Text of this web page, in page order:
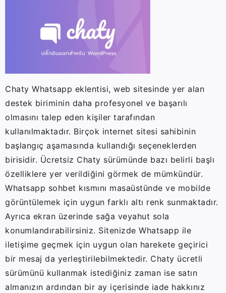
Chaty Whatsapp eklentisi, web sitesinde yer alan
destek biriminin daha profesyonel ve başarılı
olmasını talep eden kişiler tarafından
kullanılmaktadır. Birçok internet sitesi sahibinin
başlangıç aşamasında kullandığı seçeneklerden
birisidir. Ücretsiz Chaty sürümünde bazı belirli başlı
özelliklere yer verildiğini görmek de mümkündür.
Whatsapp sohbet kısmını masaüstünde ve mobilde
görüntülemek için uygun farklı altı renk sunmaktadır.
Ayrıca ekran üzerinde sağa veyahut sola
konumlandırabilirsiniz. Sitenizde Whatsapp ile
iletişime geçmek için uygun olan harekete geçirici
bir mesaj da yerleştirilebilmektedir. Chaty ücretli
sürümünü kullanmak istediğiniz zaman ise satın
almanızın ardından bir ay içerisinde iade hakkınız